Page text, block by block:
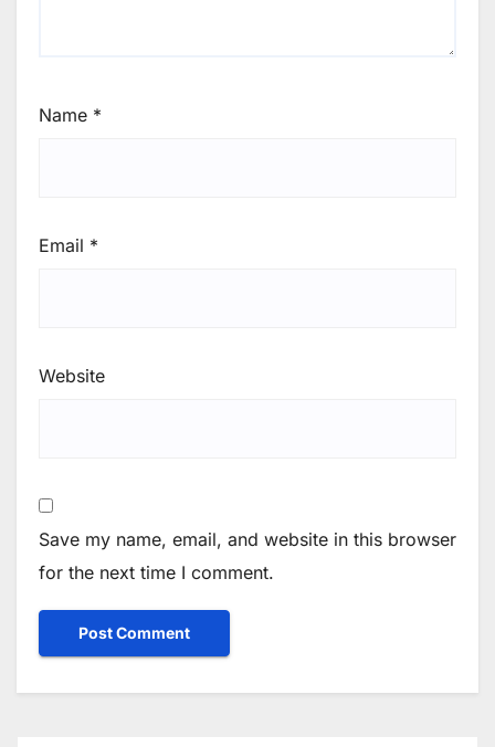
Name *
Email *
Website
Save my name, email, and website in this browser
for the next time I comment.